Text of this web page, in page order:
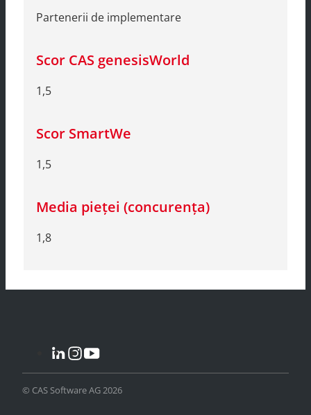
Partenerii de implementare
1,5
1,5
1,8
© CAS Software AG 2026